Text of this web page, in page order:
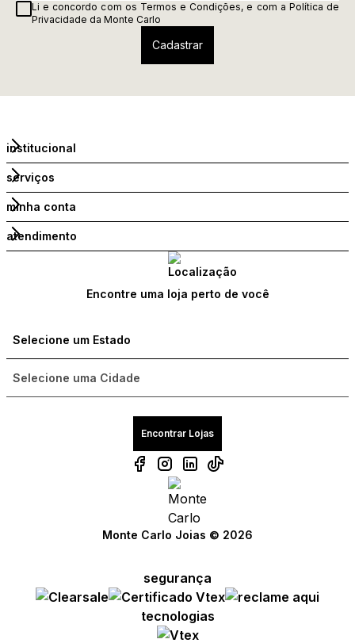
Li e concordo com os Termos e Condições, e com a Política de
Privacidade da Monte Carlo
institucional
serviços
minha conta
atendimento
Encontre uma loja perto de você
Encontrar Lojas
Monte Carlo Joias © 2026
segurança
tecnologias
Compre com um Embaixador
Solicite troca ou devolução
Conheça o Bônus MC